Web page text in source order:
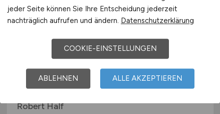
Finanzbuchhalter(w/m/d)
Finanz- und Lohnbuchhaltung im
medizinischen Sektor
Robert Half
jeder Seite können Sie Ihre Entscheidung jederzeit
nachträglich aufrufen und ändern. Datenschutzerklärung
COOKIE-EINSTELLUNGEN
ABLEHNEN ALLE AKZEPTIEREN